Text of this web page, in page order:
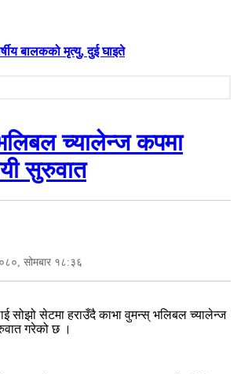
बालकको मृत्यु, दुई घाइते
च्यालेन्ज कपमा
सुरुवात
सोमबार १८:३६
सोझो सेटमा हराउँदै काभा वुमन्स् भलिबल च्यालेन्ज
गरेको छ ।